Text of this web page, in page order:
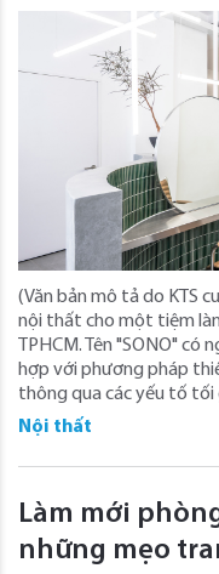
(Văn bản mô tả do KTS
nội thất cho một tiệm
TPHCM. Tên "SONO"
hợp với phương pháp
thông qua các yếu tố tối
Nội thất
Làm mới
những mẹo